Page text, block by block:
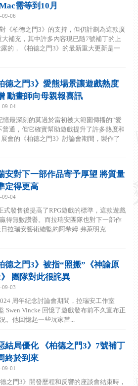
需等到10月
09-06
《柏德之門3》的支持，但仍計劃為這款廣
大補充，其中許多內容現已隨7號補丁的上
的，《柏德之門3》的最新重大更新是一
德之門3》愛熊場景讓遊戲熱度
動畫師向母親報喜訊
09-04
憶最深刻的莫過於當初被大範圍傳播的“愛
普通，但它確實幫助遊戲提升了許多熱度和
展會的《柏德之門3》討論會期間，製作了
安對下一部作品寄予厚望 將質量
定得更高
09-04
式發售後提高了RPG遊戲的標準，這款遊戲
得無數讚譽。而拉瑞安團隊也對下一部作
拉瑞安藝術總監約阿希姆·弗萊明克
德之門3》被指“照搬”《神諭原
團隊對此很詫異
09-03
周年紀念討論會期間，拉瑞安工作室
Swen Vincke 回憶了遊戲發布前不久宣布正
。他回憶起一些玩家當...
結局優化 《柏德之門3》7號補丁
終於到來
09-01
之門3》開發歷程和反響的座談會結束時，